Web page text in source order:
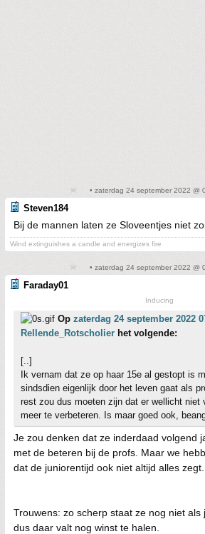
• zaterdag 24 september 2022 @
Steven184
Bij de mannen laten ze Sloveentjes niet
Wind extinguishes a candle and energizes fire
• zaterdag 24 september 2022 @
Faraday01
Inducing
Op zaterdag 24 september 2022
Rellende_Rotscholier het volgende:
[..]
Ik vernam dat ze op haar 15e al gestopt is
sindsdien eigenlijk door het leven gaat als
rest zou dus moeten zijn dat er wellicht niet
meer te verbeteren. Is maar goed ook,
Je zou denken dat ze inderdaad volgend
met de beteren bij de profs. Maar we
dat de juniorentijd ook niet altijd alles zegt.
Trouwens: zo scherp staat ze nog niet als
dus daar valt nog winst te halen.